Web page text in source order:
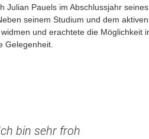
Julian Pauels im Abschlussjahr
seinem Studium und dem aktiven
und erachtete die Möglichkeit
Gelegenheit.
bin sehr froh